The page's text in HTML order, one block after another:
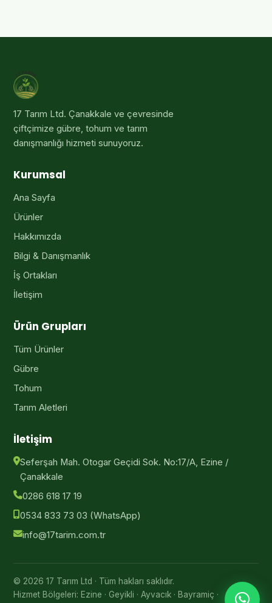
17 Tarım Ltd. Çanakkale ve çevresinde
çiftçimize gübre, tohum ve tarım
danışmanlığı hizmeti sunuyoruz.
Kurumsal
Ana Sayfa
Ürünler
Hakkımızda
Bilgi & Danışmanlık
İş Ortakları
İletişim
Ürün Grupları
Tüm Ürünler
Gübre
Tohum
Tarım Aletleri
İletişim
Seferşah Mah. Otogar Geçidi Sok. No:17/A, Ezine /
Çanakkale
0286 618 17 19
0534 833 73 03 (WhatsApp)
info@17tarim.com.tr
© 2026 17 Tarım Ltd · Tüm hakları saklıdır.
Hizmet Bölgeleri: Ezine · Geyikli · Ayvacık · Bayramiç ·